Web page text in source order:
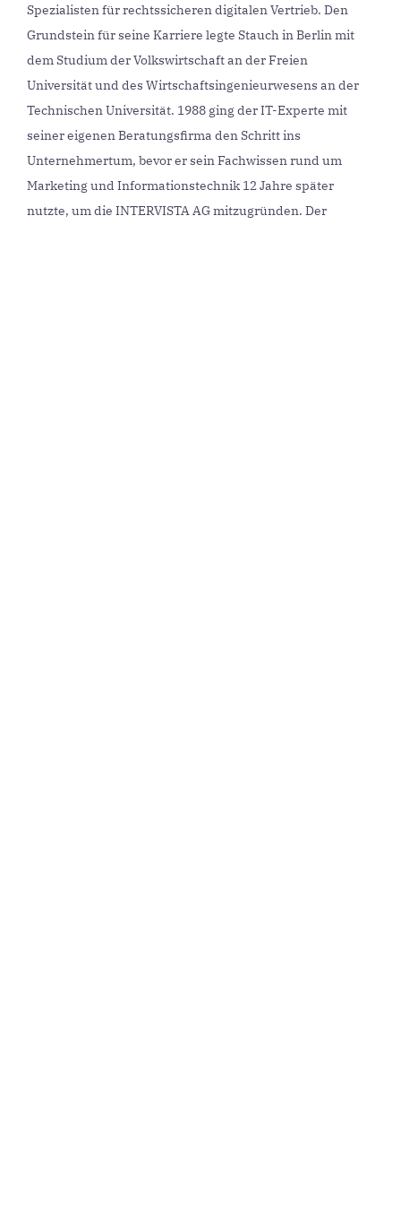
Spezialisten für rechtssicheren digitalen Vertrieb. Den
Grundstein für seine Karriere legte Stauch in Berlin mit
dem Studium der Volkswirtschaft an der Freien
Universität und des Wirtschaftsingenieurwesens an der
Technischen Universität. 1988 ging der IT-Experte mit
seiner eigenen Beratungsfirma den Schritt ins
Unternehmertum, bevor er sein Fachwissen rund um
Marketing und Informationstechnik 12 Jahre später
nutzte, um die INTERVISTA AG mitzugründen. Der